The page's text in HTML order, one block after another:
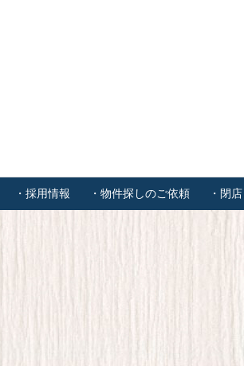
・採用情報 ・物件探しのご依頼 ・閉